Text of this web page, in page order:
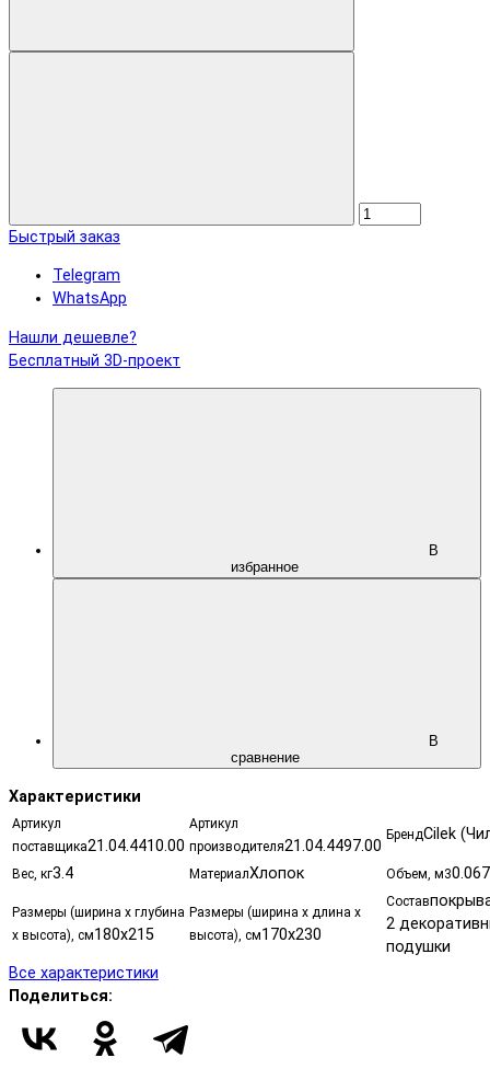
Быстрый заказ
Telegram
WhatsApp
Нашли дешевле?
Бесплатный 3D-проект
В
избранное
В
сравнение
Характеристики
Артикул
поставщика21.04.4410.00
Артикул
производителя21.04.4497.00
БрендCilek
Вес, кг3.4 МатериалХлопок Объем, м30.067
Размеры (ширина х глубина
х высота), см180x215
Размеры (ширина х длина х
высота), см170x230
Состав
2
подушки
Все характеристики
Поделиться: